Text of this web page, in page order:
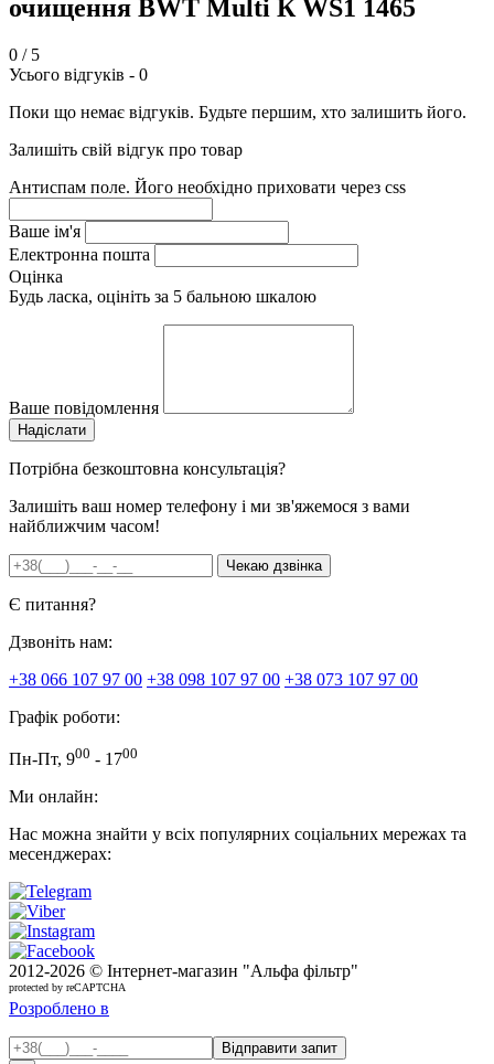
очищення BWT Multi К WS1 1465
0 / 5
Усього відгуків - 0
Поки що немає відгуків. Будьте першим, хто залишить його.
Залишіть свій відгук про товар
Антиспам поле. Його необхідно приховати через css
Ваше ім'я
Електронна пошта
Оцінка
Будь ласка, оцініть за 5 бальною шкалою
Ваше повідомлення
Потрібна безкоштовна консультація?
Залишіть ваш номер телефону і ми зв'яжемося з вами
найближчим часом!
Є питання?
Дзвоніть нам:
+38 066 107 97 00 +38 098 107 97 00 +38 073 107 97 00
Графік роботи:
Пн-Пт, 900 - 1700
Ми онлайн:
Нас можна знайти у всіх популярних соціальних мережах та
месенджерах:
2012-2026 © Інтернет-магазин "Альфа фільтр"
protected by reCAPTCHA
Розроблено в